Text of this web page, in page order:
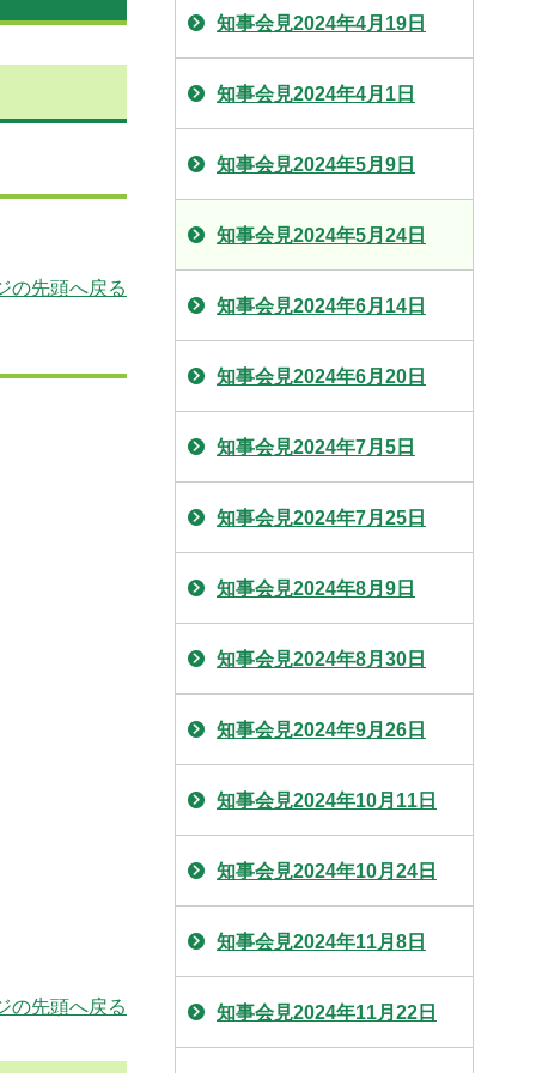
の先頭へ戻る
の先頭へ戻る
知事会見2024年4月19日
知事会見2024年4月1日
知事会見2024年5月9日
知事会見2024年5月24日
知事会見2024年6月14日
知事会見2024年6月20日
知事会見2024年7月5日
知事会見2024年7月25日
知事会見2024年8月9日
知事会見2024年8月30日
知事会見2024年9月26日
知事会見2024年10月11日
知事会見2024年10月24日
知事会見2024年11月8日
知事会見2024年11月22日